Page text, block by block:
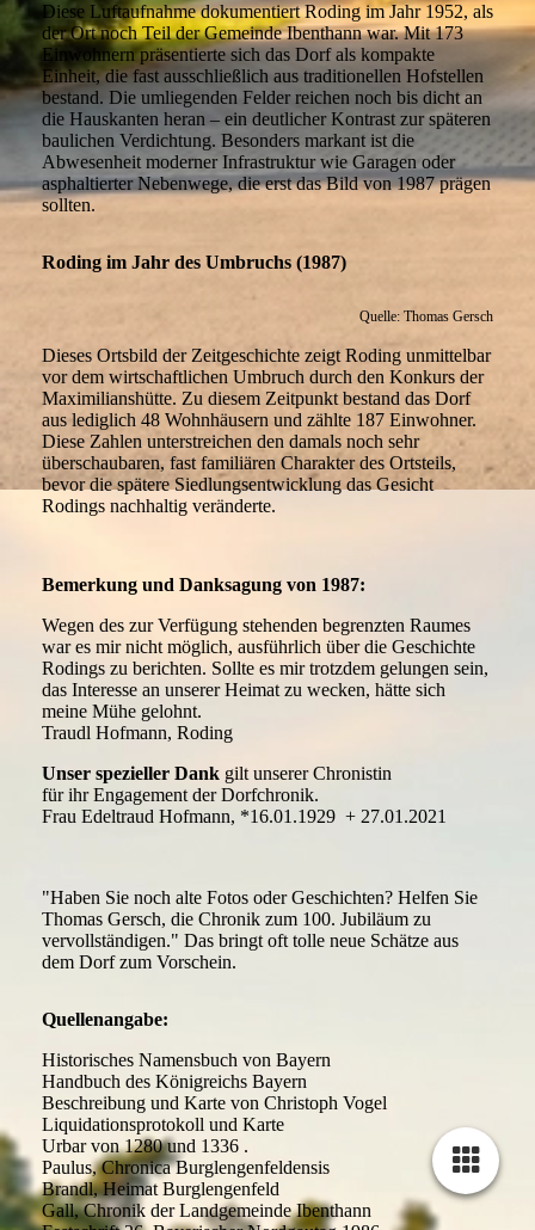
Diese Luftaufnahme dokumentiert Roding im Jahr 1952, als
der Ort noch Teil der Gemeinde Ibenthann war. Mit 173
Einwohnern präsentierte sich das Dorf als kompakte
Einheit, die fast ausschließlich aus traditionellen Hofstellen
bestand. Die umliegenden Felder reichen noch bis dicht an
die Hauskanten heran – ein deutlicher Kontrast zur späteren
baulichen Verdichtung. Besonders markant ist die
Abwesenheit moderner Infrastruktur wie Garagen oder
asphaltierter Nebenwege, die erst das Bild von 1987 prägen
sollten.
Roding im Jahr des Umbruchs (1987)
Quelle: Thomas Gersch
Dieses Ortsbild der Zeitgeschichte zeigt Roding unmittelbar
vor dem wirtschaftlichen Umbruch durch den Konkurs der
Maximilianshütte. Zu diesem Zeitpunkt bestand das Dorf
aus lediglich 48 Wohnhäusern und zählte 187 Einwohner.
Diese Zahlen unterstreichen den damals noch sehr
überschaubaren, fast familiären Charakter des Ortsteils,
bevor die spätere Siedlungsentwicklung das Gesicht
Rodings nachhaltig veränderte.
Bemerkung und Danksagung von 1987:
Wegen des zur Verfügung stehenden begrenzten Raumes
war es mir nicht möglich, ausführlich über die Geschichte
Rodings zu berichten. Sollte es mir trotzdem gelungen sein,
das Interesse an unserer Heimat zu wecken, hätte sich
meine Mühe gelohnt.
Traudl Hofmann, Roding
Unser spezieller Dank gilt unserer Chronistin
für ihr Engagement der Dorfchronik.
Frau Edeltraud Hofmann, *16.01.1929 + 27.01.2021
"Haben Sie noch alte Fotos oder Geschichten? Helfen Sie
Thomas Gersch, die Chronik zum 100. Jubiläum zu
vervollständigen." Das bringt oft tolle neue Schätze aus
dem Dorf zum Vorschein.
Quellenangabe:
Historisches Namensbuch von Bayern
Handbuch des Königreichs Bayern
Beschreibung und Karte von Christoph Vogel
Liquidationsprotokoll und Karte
Urbar von 1280 und 1336 .
Paulus, Chronica Burglengenfeldensis
Brandl, Heimat Burglengenfeld
Gall, Chronik der Landgemeinde Ibenthann